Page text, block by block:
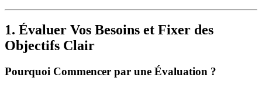
1. Évaluer Vos Besoins et Fixer des
Objectifs Clair
Pourquoi Commencer par une Évaluation ?